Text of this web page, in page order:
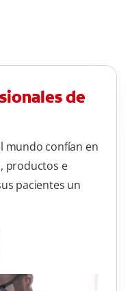
de
mundo confían en
productos e
pacientes un